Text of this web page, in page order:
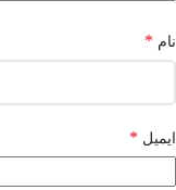
نام *
ایمیل *